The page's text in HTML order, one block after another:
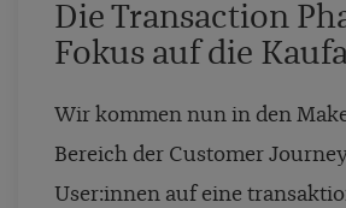
Die Transaction
Fokus auf die
Wir kommen nun in den
Bereich der Customer
User:innen auf eine